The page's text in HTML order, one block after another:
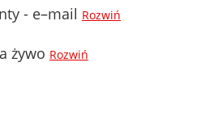
- e–mail Rozwiń
żywo Rozwiń